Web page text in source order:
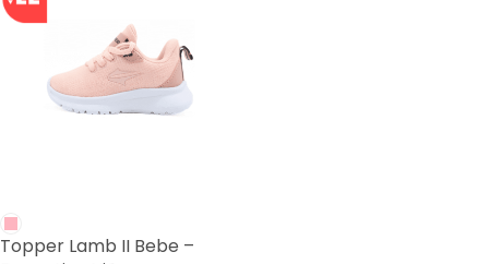
Topper Lamb II Bebe –